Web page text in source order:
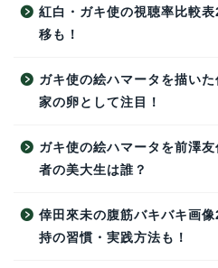
紅白・ガキ使の視聴率比較
移も！
ガキ使の絵ハマータを描い
家の卵として注目！
ガキ使の絵ハマータを前澤
者の美大生は誰？
倖田來未の腹筋バキバキ画
持の習慣・実践方法も！